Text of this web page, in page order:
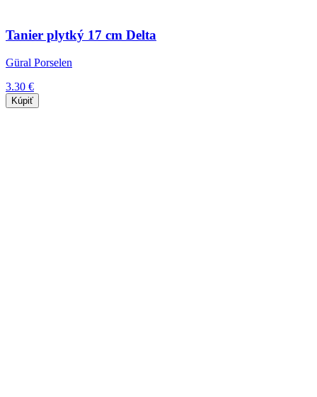
Tanier plytký 17 cm Delta
Güral Porselen
3.30 €
Kúpiť